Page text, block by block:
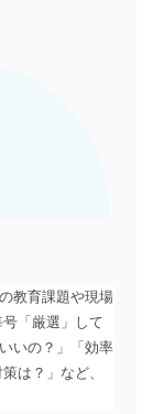
教育課題や現場
「厳選」して
いの？」「効率
は？」など、